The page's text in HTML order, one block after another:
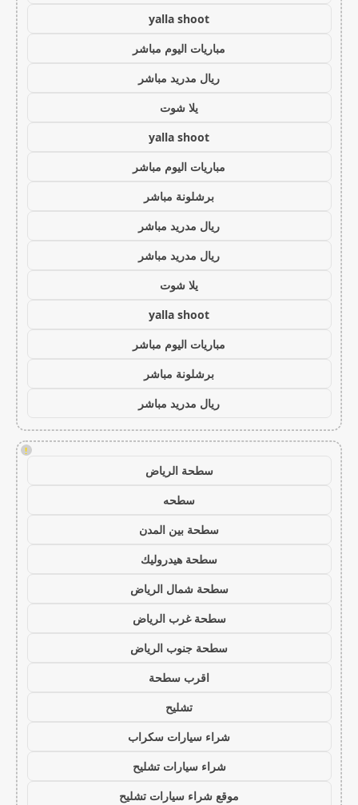
yalla shoot
مباريات اليوم مباشر
ريال مدريد مباشر
يلا شوت
yalla shoot
مباريات اليوم مباشر
برشلونة مباشر
ريال مدريد مباشر
ريال مدريد مباشر
يلا شوت
yalla shoot
مباريات اليوم مباشر
برشلونة مباشر
ريال مدريد مباشر
!
سطحة الرياض
سطحه
سطحة بين المدن
سطحة هيدروليك
سطحة شمال الرياض
سطحة غرب الرياض
سطحة جنوب الرياض
اقرب سطحة
تشليح
شراء سيارات سكراب
شراء سيارات تشليح
موقع شراء سيارات تشليح